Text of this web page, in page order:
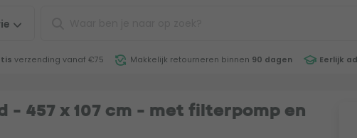
verzending vanaf €75 Makkelijk retourneren binnen 90 dagen Eerlijk
- 457 x 107 cm - met filterpomp en